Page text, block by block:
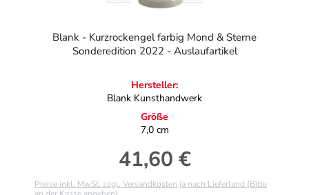
Blank - Kurzrockengel farbig Mond & Sterne
Sonderedition 2022 - Auslaufartikel
Hersteller:
Blank Kunsthandwerk
Größe
7,0 cm
Regulärer Preis:
41,60 €
Preise inkl. MwSt. zzgl. Versandkosten ja nach Lieferland (Bitte